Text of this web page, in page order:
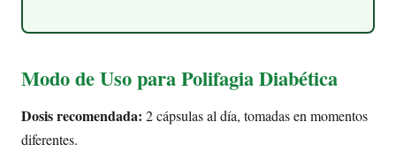
Modo de Uso para Polifagia Diabética
Dosis recomendada: 2 cápsulas al día, tomadas en momentos
diferentes.